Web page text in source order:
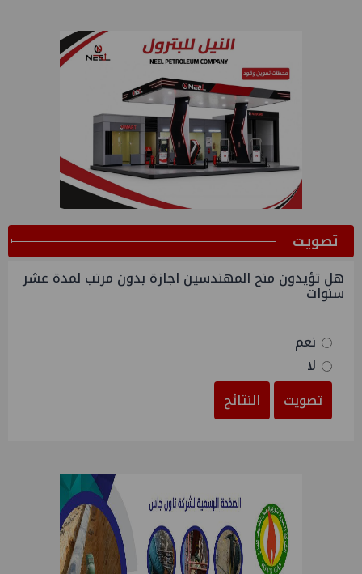
ﺗﺼﻮﻳﺖ
هل تؤيدون منح المهندسين اجازة بدون مرتب لمدة عشر
سنوات
نعم
لا
تصويت
النتائج